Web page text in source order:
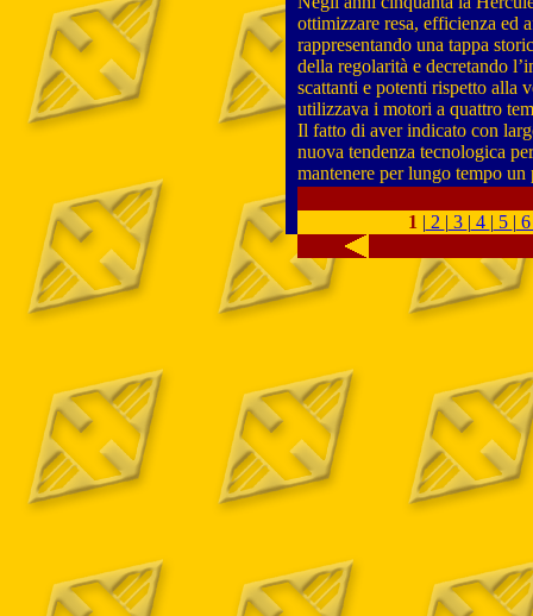
ottimizzare resa, efficienza ed
rappresentando una tappa
della regolarità e decretando
scattanti e potenti rispetto alla
utilizzava i motori a quattro
Il fatto di aver indicato con
nuova tendenza tecnologica
mantenere per lungo tempo
1 | 2 | 3 | 4 | 5 |